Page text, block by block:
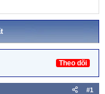
Theo dõi
#1